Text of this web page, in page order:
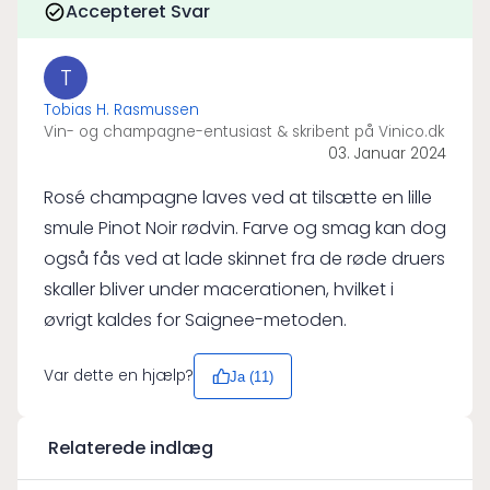
Accepteret Svar
T
Tobias H. Rasmussen
Vin- og champagne-entusiast & skribent på Vinico.dk
03. Januar 2024
Rosé champagne laves ved at tilsætte en lille
smule Pinot Noir rødvin. Farve og smag kan dog
også fås ved at lade skinnet fra de røde druers
skaller bliver under macerationen, hvilket i
øvrigt kaldes for Saignee-metoden.
Var dette en hjælp? Ja (11)
Relaterede indlæg